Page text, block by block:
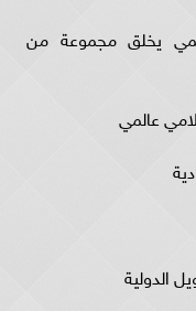
يخلق مجموعة من
عالمي
الدولية